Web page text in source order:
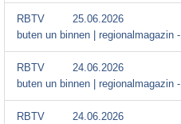
RBTV
25.06.2026
buten un binnen | regionalmagazin -
RBTV
24.06.2026
buten un binnen | regionalmagazin -
RBTV
24.06.2026